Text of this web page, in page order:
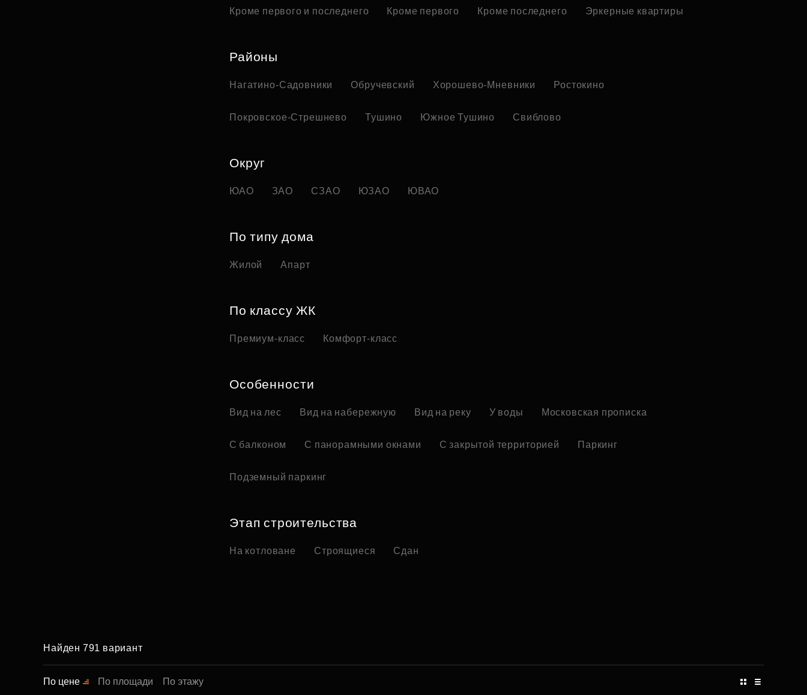
Кроме первого и последнего Кроме первого Кроме последнего Эркерные квартиры
Районы
Нагатино-Садовники Обручевский Хорошево-Мневники Ростокино
Покровское-Стрешнево Тушино Южное Тушино Свиблово
Округ
ЮАО ЗАО СЗАО ЮЗАО ЮВАО
По типу дома
Жилой Апарт
По классу ЖК
Премиум-класс Комфорт-класс
Особенности
Вид на лес Вид на набережную Вид на реку У воды Московская прописка
С балконом С панорамными окнами С закрытой территорией Паркинг
Подземный паркинг
Этап строительства
На котловане Строящиеся Сдан
Найден 791 вариант
По цене По площади По этажу